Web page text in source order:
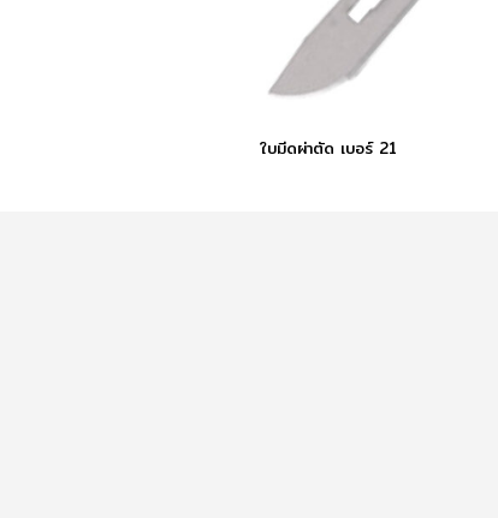
ใบมีดผ่าตัด เบอร์ 21